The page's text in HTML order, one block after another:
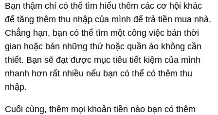
Bạn thậm chí có thể tìm hiểu thêm các cơ hội khác
để tăng thêm thu nhập của mình để trả tiền mua nhà.
Chẳng hạn, bạn có thể tìm một công việc bán thời
gian hoặc bán những thứ hoặc quần áo không cần
thiết. Bạn sẽ đạt được mục tiêu tiết kiệm của mình
nhanh hơn rất nhiều nếu bạn có thể có thêm thu
nhập.
Cuối cùng, thêm mọi khoản tiền nào bạn có thêm